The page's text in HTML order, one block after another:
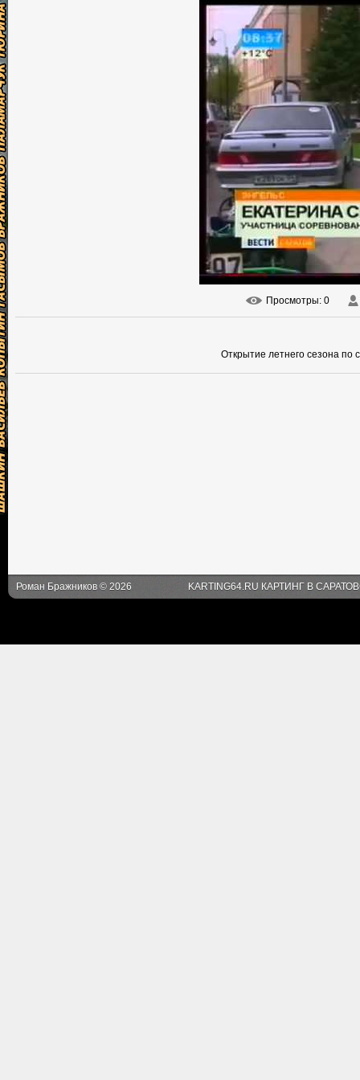
Просмотры: 0
Открытие летнего сезона по
Роман Бражников © 2026 KARTING64.RU КАРТИНГ В